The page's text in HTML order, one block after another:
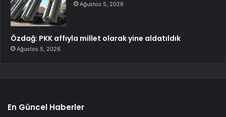
Ağustos 5, 2026
Özdağ: PKK affıyla millet olarak yine aldatıldık
Ağustos 5, 2026
En Güncel Haberler